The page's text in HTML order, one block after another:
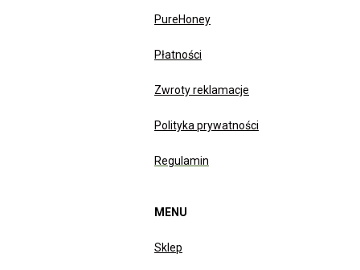
PureHoney
Płatności
Zwroty reklamacje
Polityka prywatności
Regulamin
MENU
Sklep